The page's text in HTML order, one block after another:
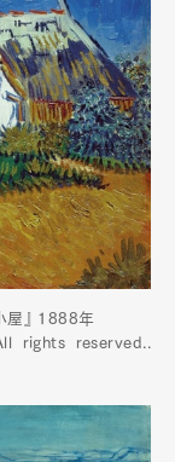
小屋』 1888年
rights reserved..